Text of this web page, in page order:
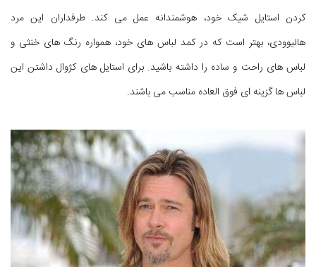
کردن استایل شیک خود، هوشمندانه عمل می کند. طرفداران این مرد
هالیوودی، بهتر است که در کمد لباس های خود، همواره رنگ های خنثی و
لباس های راحت و ساده را داشته باشید. برای استایل های کژوال داشتن این
لباس ها گزینه ای فوق العاده مناسب می باشند.